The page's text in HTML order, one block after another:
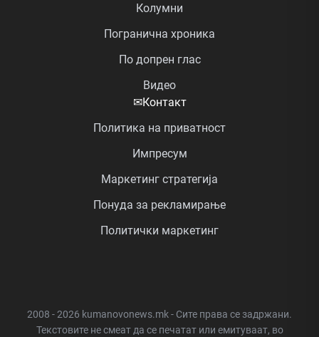
Колумни
Погранична хроника
По допрен глас
Видео
✉Контакт
Политика на приватност
Импресум
Маркетинг стратегија
Понуда за рекламирање
Политички маркетинг
2008 - 2026 kumanovonews.mk - Сите права се задржани.
Текстовите не смеат да се печатат или емитуваат, во